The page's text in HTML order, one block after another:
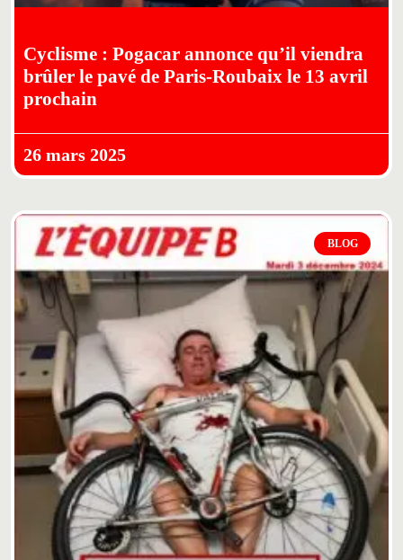
Cyclisme : Pogacar annonce qu’il viendra
brûler le pavé de Paris-Roubaix le 13 avril
prochain
26 mars 2025
BLOG